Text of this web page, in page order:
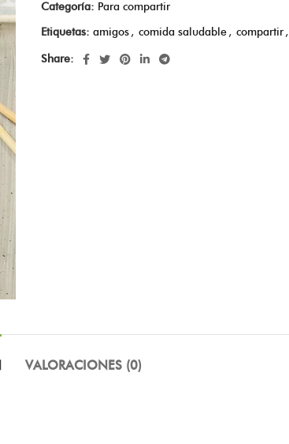
Categoría: Para compartir
Etiquetas: amigos , comida saludable , compartir ,
Share:
VALORACIONES (0)